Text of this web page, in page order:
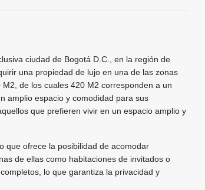
ciudad de Bogotá D.C., en la región de
una propiedad de lujo en una de las zonas
de los cuales 420 M2 corresponden a un
amplio espacio y comodidad para sus
que prefieren vivir en un espacio amplio y
que ofrece la posibilidad de acomodar
de ellas como habitaciones de invitados o
lo que garantiza la privacidad y